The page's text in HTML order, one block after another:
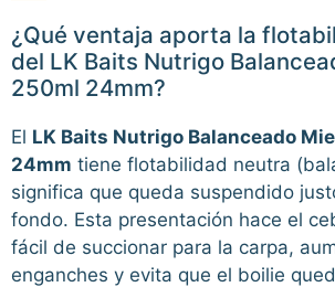
¿Qué ventaja aporta la
del LK Baits Nutrigo
250ml 24mm?
El LK Baits Nutrigo Balanceado
24mm tiene flotabilidad neutra
significa que queda suspendido
fondo. Esta presentación hace el
fácil de succionar para la carpa,
enganches y evita que el boilie